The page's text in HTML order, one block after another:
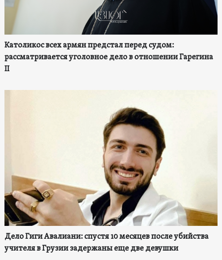
Католикос всех армян предстал перед судом:
рассматривается уголовное дело в отношении Гарегина
II
Дело Гиги Авалиани: спустя 10 месяцев после убийства
учителя в Грузии задержаны еще две девушки